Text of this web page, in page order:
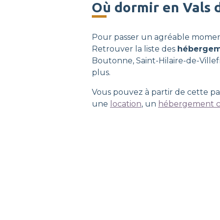
Où dormir en Vals
Pour passer un agréable
Retrouver la liste des
Boutonne, Saint-Hilaire-de-
plus.
Vous pouvez à partir de cette
une location, un hébergement